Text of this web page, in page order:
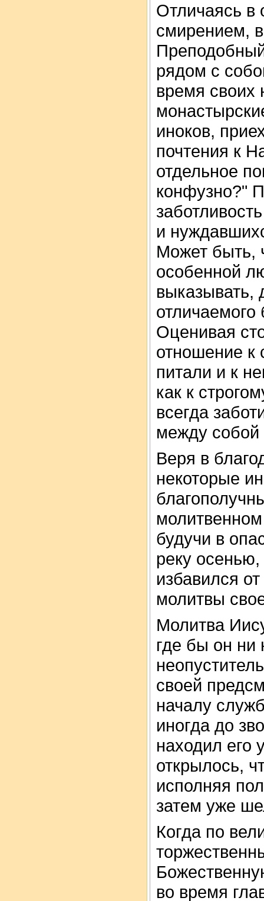
Отличаясь в
смирением,
рядом с
время своих
иноков,
почтения к
отдельное
конфузно?"
и
Может быть,
особенной
выказывать,
отличаемого
Оценивая
отношение к
питали и к
как к
всегда
между собой
Веря в
некоторые
будучи в
реку
избавился
молитвы
Молитва
где бы он ни
своей
началу
иногда до
находил его
открылось,
исполняя
затем уже
Когда по
во время